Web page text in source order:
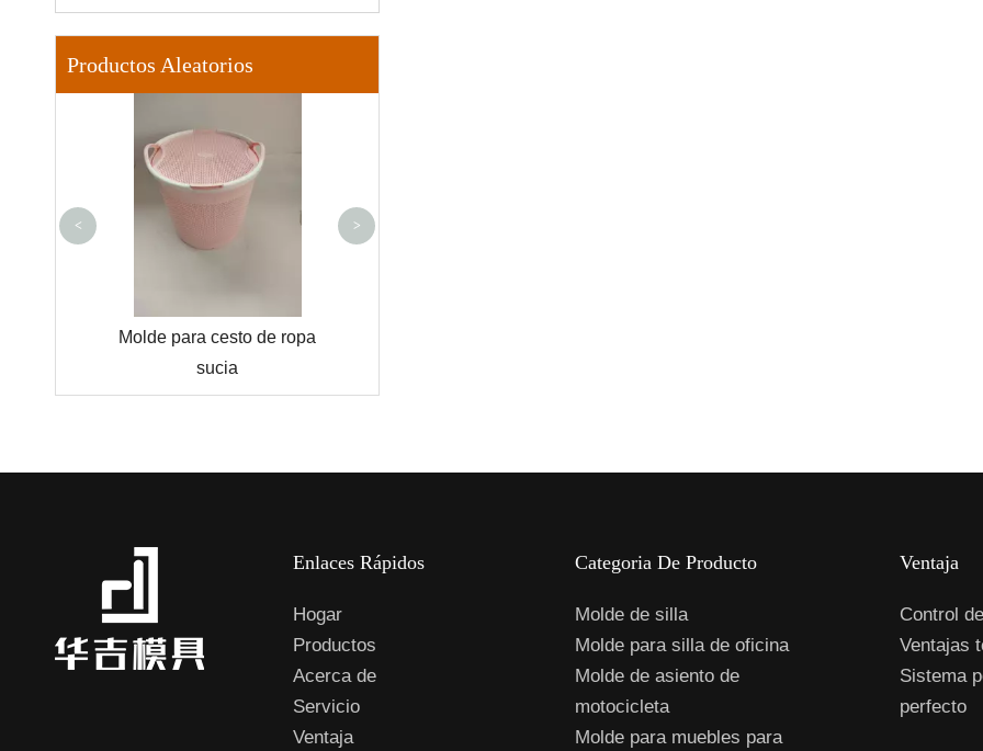
Productos Aleatorios
Molde para cesto de ropa
sucia
< >
Enlaces Rápidos
Hogar
Productos
Acerca de
Servicio
Ventaja
Categoria De Producto
Molde de silla
Molde para silla de oficina
Molde de asiento de
motocicleta
Molde para muebles para
Ventaja
Control
Ventajas
Sistema
perfecto